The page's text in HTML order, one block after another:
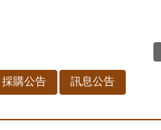
採購公告 訊息公告